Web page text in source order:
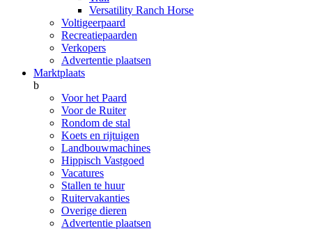
Versatility Ranch Horse
Voltigeerpaard
Recreatiepaarden
Verkopers
Advertentie plaatsen
Marktplaats
b
Voor het Paard
Voor de Ruiter
Rondom de stal
Koets en rijtuigen
Landbouwmachines
Hippisch Vastgoed
Vacatures
Stallen te huur
Ruitervakanties
Overige dieren
Advertentie plaatsen